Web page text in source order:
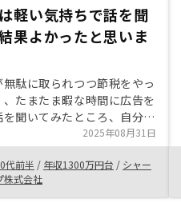
軽い気持ちで話を聞
果よかったと思いま
無駄に取られつつ節税をやっ
、たまたま暇な時間に広告を
を聞いてみたところ、自分の
活用しつつ、投資できるのは
いと思いました。 AIで有料
み厳選している事で魅力もあ
ました。
2025年08月31日
代前半 / 年収1300万円台 / シャー
株式会社